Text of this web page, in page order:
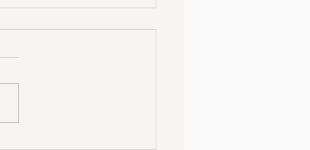
SE HACE PASAR
ATRAPAR A
el objetivo de...